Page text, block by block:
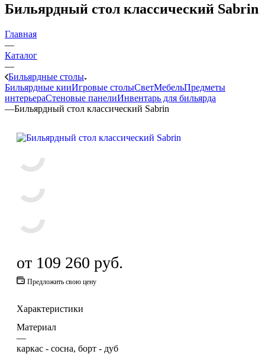
Бильярдный стол классический Sabrin
Главная
—
Каталог
—
Бильярдные столы
Бильярдные кииИгровые столыСветМебельПредметы
интерьераСтеновые панелиИнвентарь для бильярда
—Бильярдный стол классический Sabrin
от 109 260 руб.
Предложить свою цену
Характеристики
Материал
—
каркас - сосна, борт - дуб